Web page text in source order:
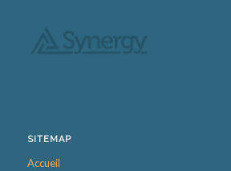
SITEMAP
Accueil